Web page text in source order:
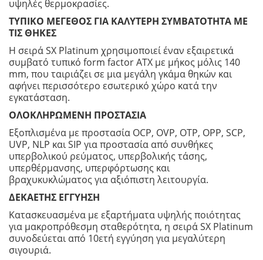
υψηλές θερμοκρασίες.
ΤΥΠΙΚΟ ΜΕΓΕΘΟΣ ΓΙΑ ΚΑΛΥΤΕΡΗ ΣΥΜΒΑΤΟΤΗΤΑ ΜΕ
ΤΙΣ ΘΗΚΕΣ
Η σειρά SX Platinum χρησιμοποιεί έναν εξαιρετικά
συμβατό τυπικό form factor ATX με μήκος μόλις 140
mm, που ταιριάζει σε μια μεγάλη γκάμα θηκών και
αφήνει περισσότερο εσωτερικό χώρο κατά την
εγκατάσταση.
ΟΛΟΚΛΗΡΩΜΕΝΗ ΠΡΟΣΤΑΣΙΑ
Εξοπλισμένα με προστασία OCP, OVP, OTP, OPP, SCP,
UVP, NLP και SIP για προστασία από συνθήκες
υπερβολικού ρεύματος, υπερβολικής τάσης,
υπερθέρμανσης, υπερφόρτωσης και
βραχυκυκλώματος για αξιόπιστη λειτουργία.
ΔΕΚΑΕΤΗΣ ΕΓΓΥΗΣΗ
Κατασκευασμένα με εξαρτήματα υψηλής ποιότητας
για μακροπρόθεσμη σταθερότητα, η σειρά SX Platinum
συνοδεύεται από 10ετή εγγύηση για μεγαλύτερη
σιγουριά.